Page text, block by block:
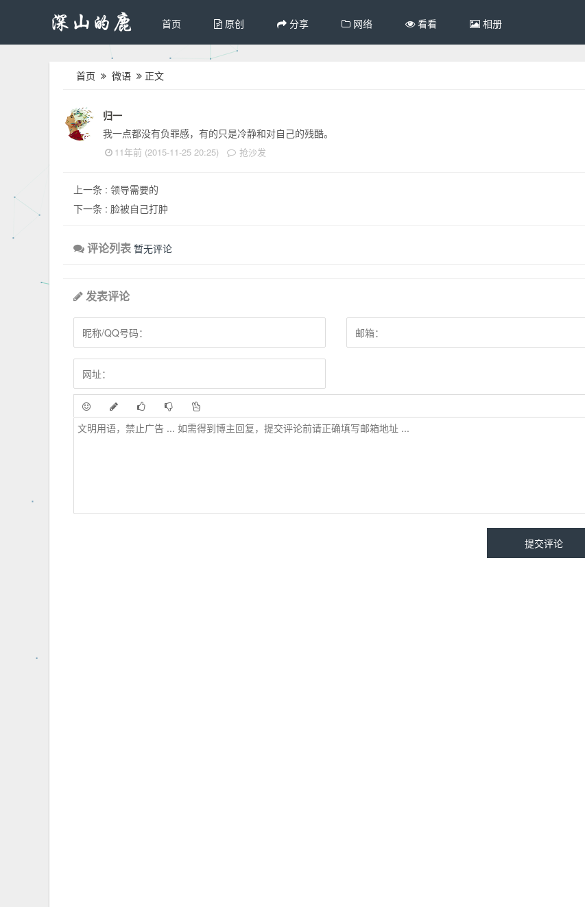
首页 原创 分享 网络 看看 相册
首页 微语 正文
归一
我一点都没有负罪感，有的只是冷静和对自己的残酷。
11年前 (2015-11-25 20:25) 抢沙发
上一条 : 领导需要的
下一条 : 脸被自己打肿
评论列表 暂无评论
发表评论